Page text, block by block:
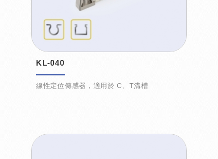
KL-040
線性定位傳感器，適用於 C、T溝槽